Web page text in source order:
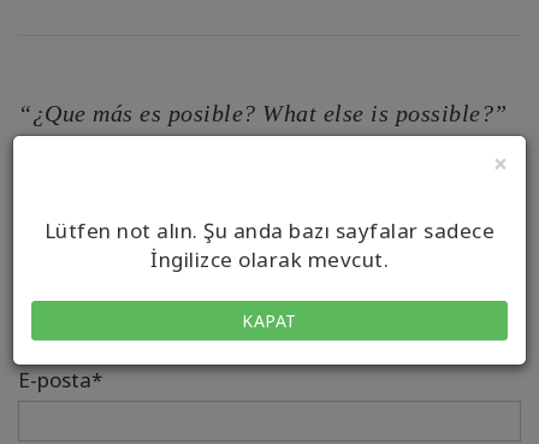
×
Lütfen not alın. Şu anda bazı sayfalar sadece
İngilizce olarak mevcut.
KAPAT
“¿Que más es posible? What else is possible?”
- ACCESS CONSCIOUSNESS
Your Full Name*
E-posta*